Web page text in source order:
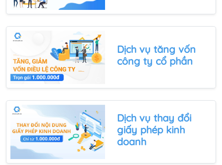
Dịch vụ tăng vốn
công ty cổ phần
Dịch vụ thay đổi
giấy phép kinh
doanh